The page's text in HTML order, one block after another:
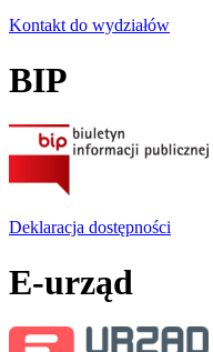
Kontakt do wydziałów
BIP
Deklaracja dostępności
E-urząd